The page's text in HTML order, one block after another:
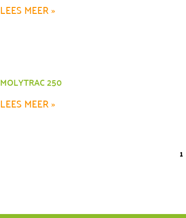
LEES MEER »
MOLYTRAC 250
LEES MEER »
1